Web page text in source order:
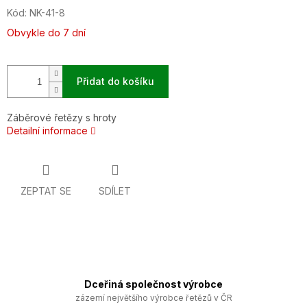
cena:
Kód: NK-41-8
Obvykle do 7 dní
Přidat do košíku
Záběrové řetězy s hroty
Detailní informace
ZEPTAT SE SDÍLET
Dceřiná společnost výrobce
zázemí největšího výrobce řetězů v ČR